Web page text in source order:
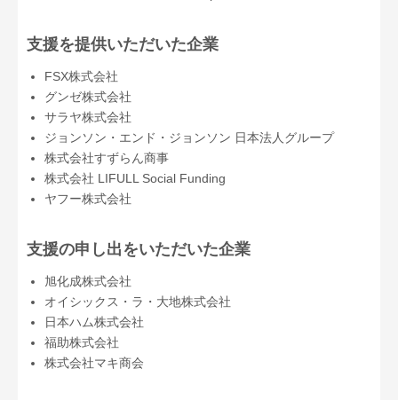
支援を提供いただいた企業
FSX株式会社
グンゼ株式会社
サラヤ株式会社
ジョンソン・エンド・ジョンソン 日本法人グループ
株式会社すずらん商事
株式会社 LIFULL Social Funding
ヤフー株式会社
支援の申し出をいただいた企業
旭化成株式会社
オイシックス・ラ・大地株式会社
日本ハム株式会社
福助株式会社
株式会社マキ商会